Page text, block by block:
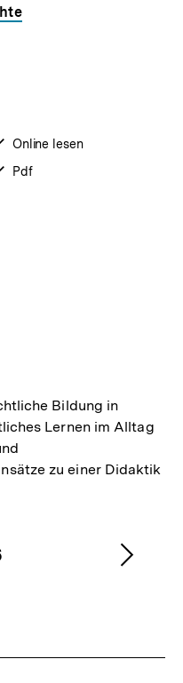
verfügbar
zum
Online lesen
verfügbar
Pdf
Bildung in
Lernen im Alltag
zu einer Didaktik